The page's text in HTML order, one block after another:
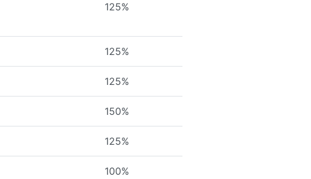
125%
125%
125%
150%
125%
100%